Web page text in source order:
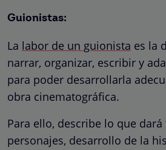
Guionistas:
La labor de un guionista es la
narrar, organizar, escribir y
para poder desarrollarla
obra cinematográfica.
Para ello, describe lo que
personajes, desarrollo de la